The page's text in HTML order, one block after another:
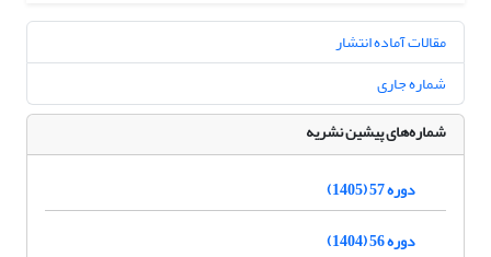
مقالات آماده انتشار
شماره جاری
شماره‌های پیشین نشریه
دوره 57 (1405)
دوره 56 (1404)